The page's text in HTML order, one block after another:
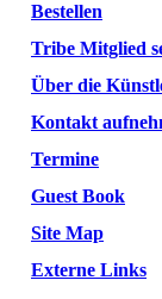
Bestellen
Tribe Mitglied
Über die
Kontakt
Termine
Guest Book
Site Map
Externe Links